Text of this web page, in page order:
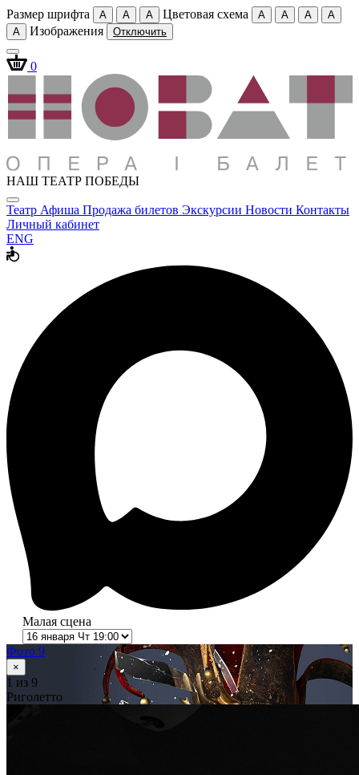
Размер шрифта A A A Цветовая схема A A A
A
A
Изображения Отключить
0
НАШ ТЕАТР ПОБЕДЫ
Театр Афиша Продажа билетов Экскурсии Новости Контакты
Личный кабинет
ENG
Малая сцена
Фото 9
×
1 из 9
Риголетто